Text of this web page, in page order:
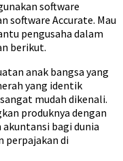
software
software Accurate. Mau
pengusaha dalam
berikut.
anak bangsa yang
yang identik
mudah dikenali.
produknya dengan
bagi dunia
perpajakan di